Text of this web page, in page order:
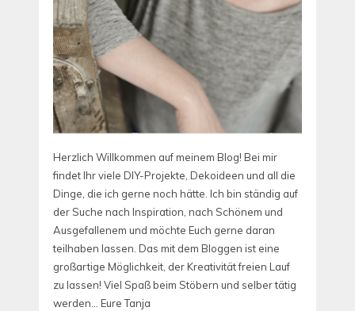
Herzlich Willkommen auf meinem Blog! Bei mir
findet Ihr viele DIY-Projekte, Dekoideen und all die
Dinge, die ich gerne noch hätte. Ich bin ständig auf
der Suche nach Inspiration, nach Schönem und
Ausgefallenem und möchte Euch gerne daran
teilhaben lassen. Das mit dem Bloggen ist eine
großartige Möglichkeit, der Kreativität freien Lauf
zu lassen! Viel Spaß beim Stöbern und selber tätig
werden... Eure Tanja